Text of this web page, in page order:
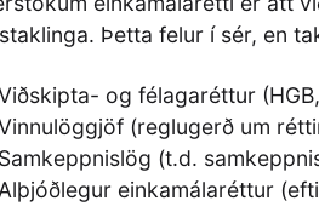
Þetta felur í sér, en
og félagaréttur
(reglugerð um
(t.d.
einkamálaréttur